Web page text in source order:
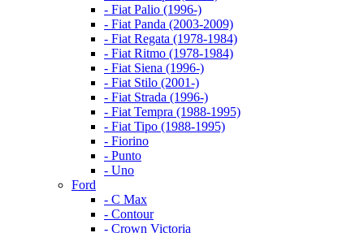
- Fiat Palio (1996-)
- Fiat Panda (2003-2009)
- Fiat Regata (1978-1984)
- Fiat Ritmo (1978-1984)
- Fiat Siena (1996-)
- Fiat Stilo (2001-)
- Fiat Strada (1996-)
- Fiat Tempra (1988-1995)
- Fiat Tipo (1988-1995)
- Fiorino
- Punto
- Uno
Ford
- C Max
- Contour
- Crown Victoria